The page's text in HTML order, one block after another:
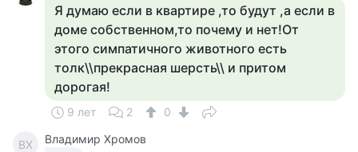
Я думаю если в квартире ,то будут ,а если в
доме собственном,то почему и нет!От
этого симпатичного животного есть
толк\\прекрасная шерсть\\ и притом
дорогая!
9 лет 2 0
ВХ
Владимир Хромов